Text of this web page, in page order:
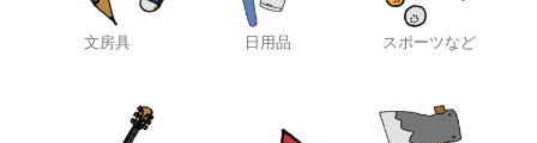
文房具 日用品 スポーツなど